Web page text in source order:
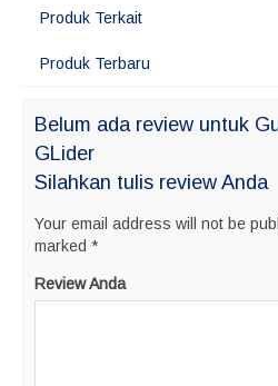
Produk Terkait
Produk Terbaru
Belum ada review untuk
GLider
Silahkan tulis review Anda
Your email address will not be
marked *
Review Anda